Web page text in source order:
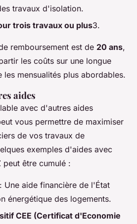
travaux d'isolation.
trois travaux ou plus3.
remboursement est de 20 ans,
les coûts sur une longue
les mensualités plus abordables.
aides
avec d'autres aides
vous permettre de maximiser
de vos travaux de
exemples d'aides avec
peut être cumulé :
: Une aide financière de l'État
énergétique des logements.
CEE (Certificat d'Economie